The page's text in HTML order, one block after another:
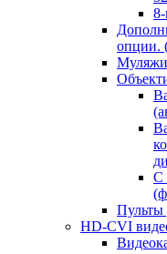
опции.
Муляжи
С
Пульты
HD-CVI